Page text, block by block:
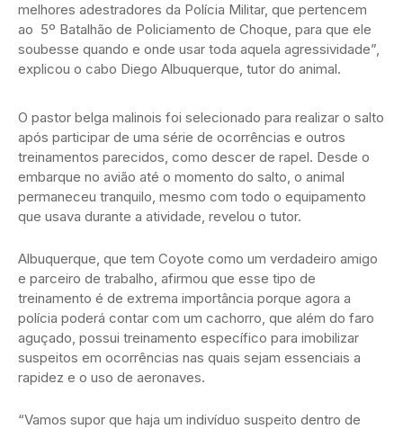
melhores adestradores da Polícia Militar, que pertencem
ao 5º Batalhão de Policiamento de Choque, para que ele
soubesse quando e onde usar toda aquela agressividade”,
explicou o cabo Diego Albuquerque, tutor do animal.
O pastor belga malinois foi selecionado para realizar o salto
após participar de uma série de ocorrências e outros
treinamentos parecidos, como descer de rapel. Desde o
embarque no avião até o momento do salto, o animal
permaneceu tranquilo, mesmo com todo o equipamento
que usava durante a atividade, revelou o tutor.
Albuquerque, que tem Coyote como um verdadeiro amigo
e parceiro de trabalho, afirmou que esse tipo de
treinamento é de extrema importância porque agora a
polícia poderá contar com um cachorro, que além do faro
aguçado, possui treinamento específico para imobilizar
suspeitos em ocorrências nas quais sejam essenciais a
rapidez e o uso de aeronaves.
“Vamos supor que haja um indivíduo suspeito dentro de